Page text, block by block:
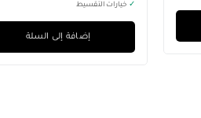
✓ خيارات التقسيط
إضافة إلى السلة